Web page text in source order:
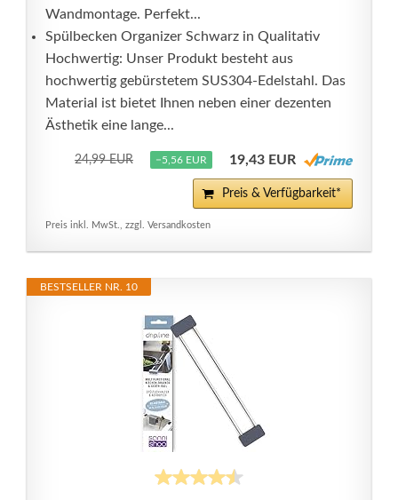
Wandmontage. Perfekt...
Spülbecken Organizer Schwarz in Qualitativ
Hochwertig: Unser Produkt besteht aus
hochwertig gebürstetem SUS304-Edelstahl. Das
Material ist bietet Ihnen neben einer dezenten
Ästhetik eine lange...
24,99 EUR −5,56 EUR 19,43 EUR
Preis & Verfügbarkeit*
Preis inkl. MwSt., zzgl. Versandkosten
BESTSELLER NR. 10